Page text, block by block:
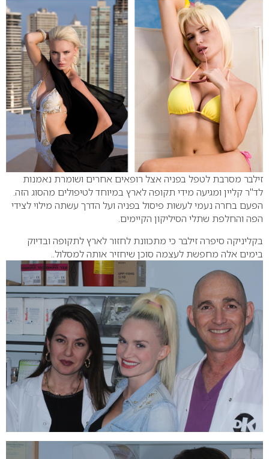
זילבר מסרבת לטפל בפניה אצל רופאים אחרים ושומרת נאמנות
לד"ר קליין ומגיעה מידי תקופה לארץ במיוחד לטיפולים מהסוג הזה.
הפעם בחרה נעמי לעשות פיסול בפניה ועל הדרך עשתה מילוי לצידי
הפה והחלפת שתלי הסיליקון הקיימים.
בקליניקה סיפרה זילבר כי מתכוונת לחזור לארץ לתקופה ובדיוק
בימים אלה מחפשת לעצמה סוכן שיחזיר אותה למסלול..